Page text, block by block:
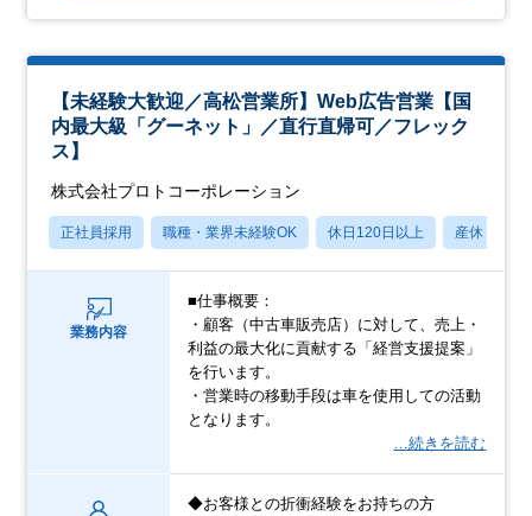
【未経験大歓迎／高松営業所】Web広告営業【国
内最大級「グーネット」／直行直帰可／フレック
ス】
株式会社プロトコーポレーション
正社員採用 職種・業界未経験OK 休日120日以上 産休・育休
業務内容
■仕事概要：
・顧客（中古車販売店）に対して、売上・
利益の最大化に貢献する「経営支援提案」
を行います。
・営業時の移動手段は車を使用しての活動
となります。
…続きを読む
◆お客様との折衝経験をお持ちの方